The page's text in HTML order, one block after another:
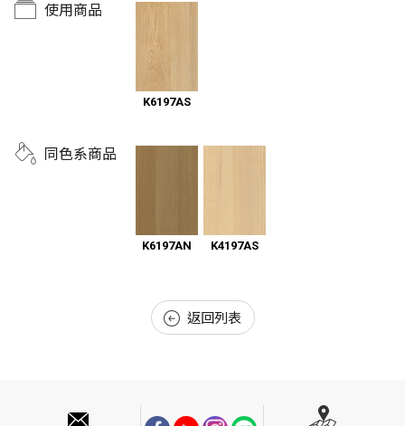
使用商品
K6197AS
同色系商品
K6197AN K4197AS
返回列表